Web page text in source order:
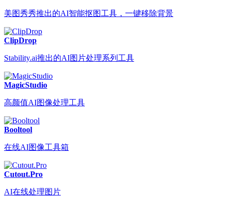
美图秀秀推出的AI智能抠图工具，一键移除背景
ClipDrop
Stability.ai推出的AI图片处理系列工具
MagicStudio
高颜值AI图像处理工具
Booltool
在线AI图像工具箱
Cutout.Pro
AI在线处理图片